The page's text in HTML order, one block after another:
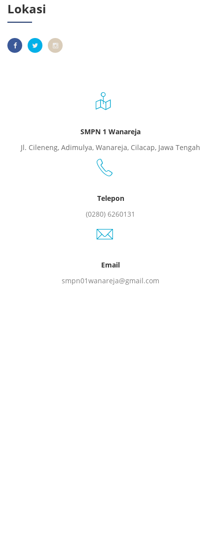
Lokasi
SMPN 1 Wanareja
Jl. Cileneng, Adimulya, Wanareja, Cilacap, Jawa Tengah
Telepon
(0280) 6260131
Email
smpn01wanareja@gmail.com